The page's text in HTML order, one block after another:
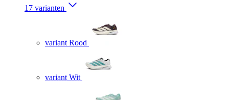
17 varianten
variant Rood
variant Wit